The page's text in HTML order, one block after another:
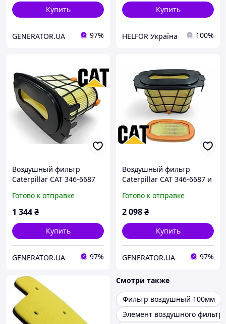
Купить
GENERATOR.UA 97%
Купить
HELFOR Україна 100%
Воздушный фильтр
Caterpillar CAT 346-6687
5280585/21718930/H41620
009010 SA 17480)
Готово к отправке
1 344₴
Купить
GENERATOR.UA 97%
Воздушный фильтр
Caterpillar CAT 346-6687 и
(PA5289/C304001/3466687
5280585/21718930)
Готово к отправке
2 098₴
Купить
GENERATOR.UA 97%
Смотри также
Фильтр воздушный 100мм
Элемент воздушного